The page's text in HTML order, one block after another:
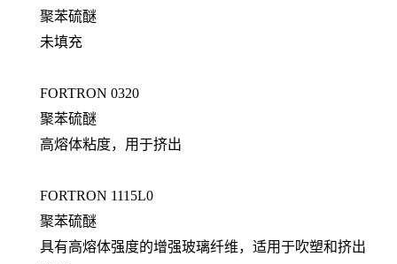
聚苯硫醚
未填充
FORTRON 0320
聚苯硫醚
高熔体粘度，用于挤出
FORTRON 1115L0
聚苯硫醚
具有高熔体强度的增强玻璃纤维，适用于吹塑和挤出